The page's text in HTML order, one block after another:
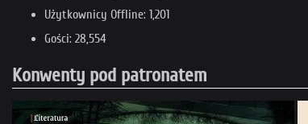
Użytkownicy Offline: 1,201
Gości: 28,554
Konwenty pod patronatem